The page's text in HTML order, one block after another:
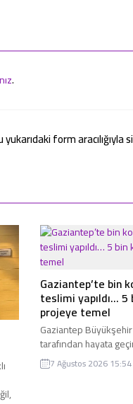
.
form aracılığıyla
Gaziantep’te bin
teslimi yapıldı…
projeye temel
Gaziantep
tarafından hayata
Güneyşehir
anahtar ve tapu teslim
7 Ağustos 2026 15:54